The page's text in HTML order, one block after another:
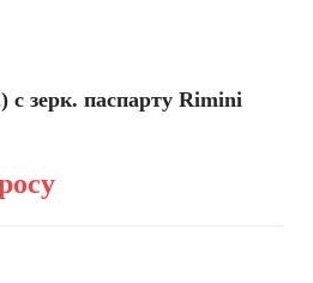
зерк. паспарту Rimini